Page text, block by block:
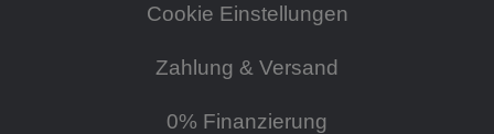
Cookie Einstellungen
Zahlung & Versand
0% Finanzierung